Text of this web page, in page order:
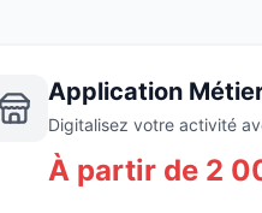
Application
Digitalisez votre activité
À partir de 2